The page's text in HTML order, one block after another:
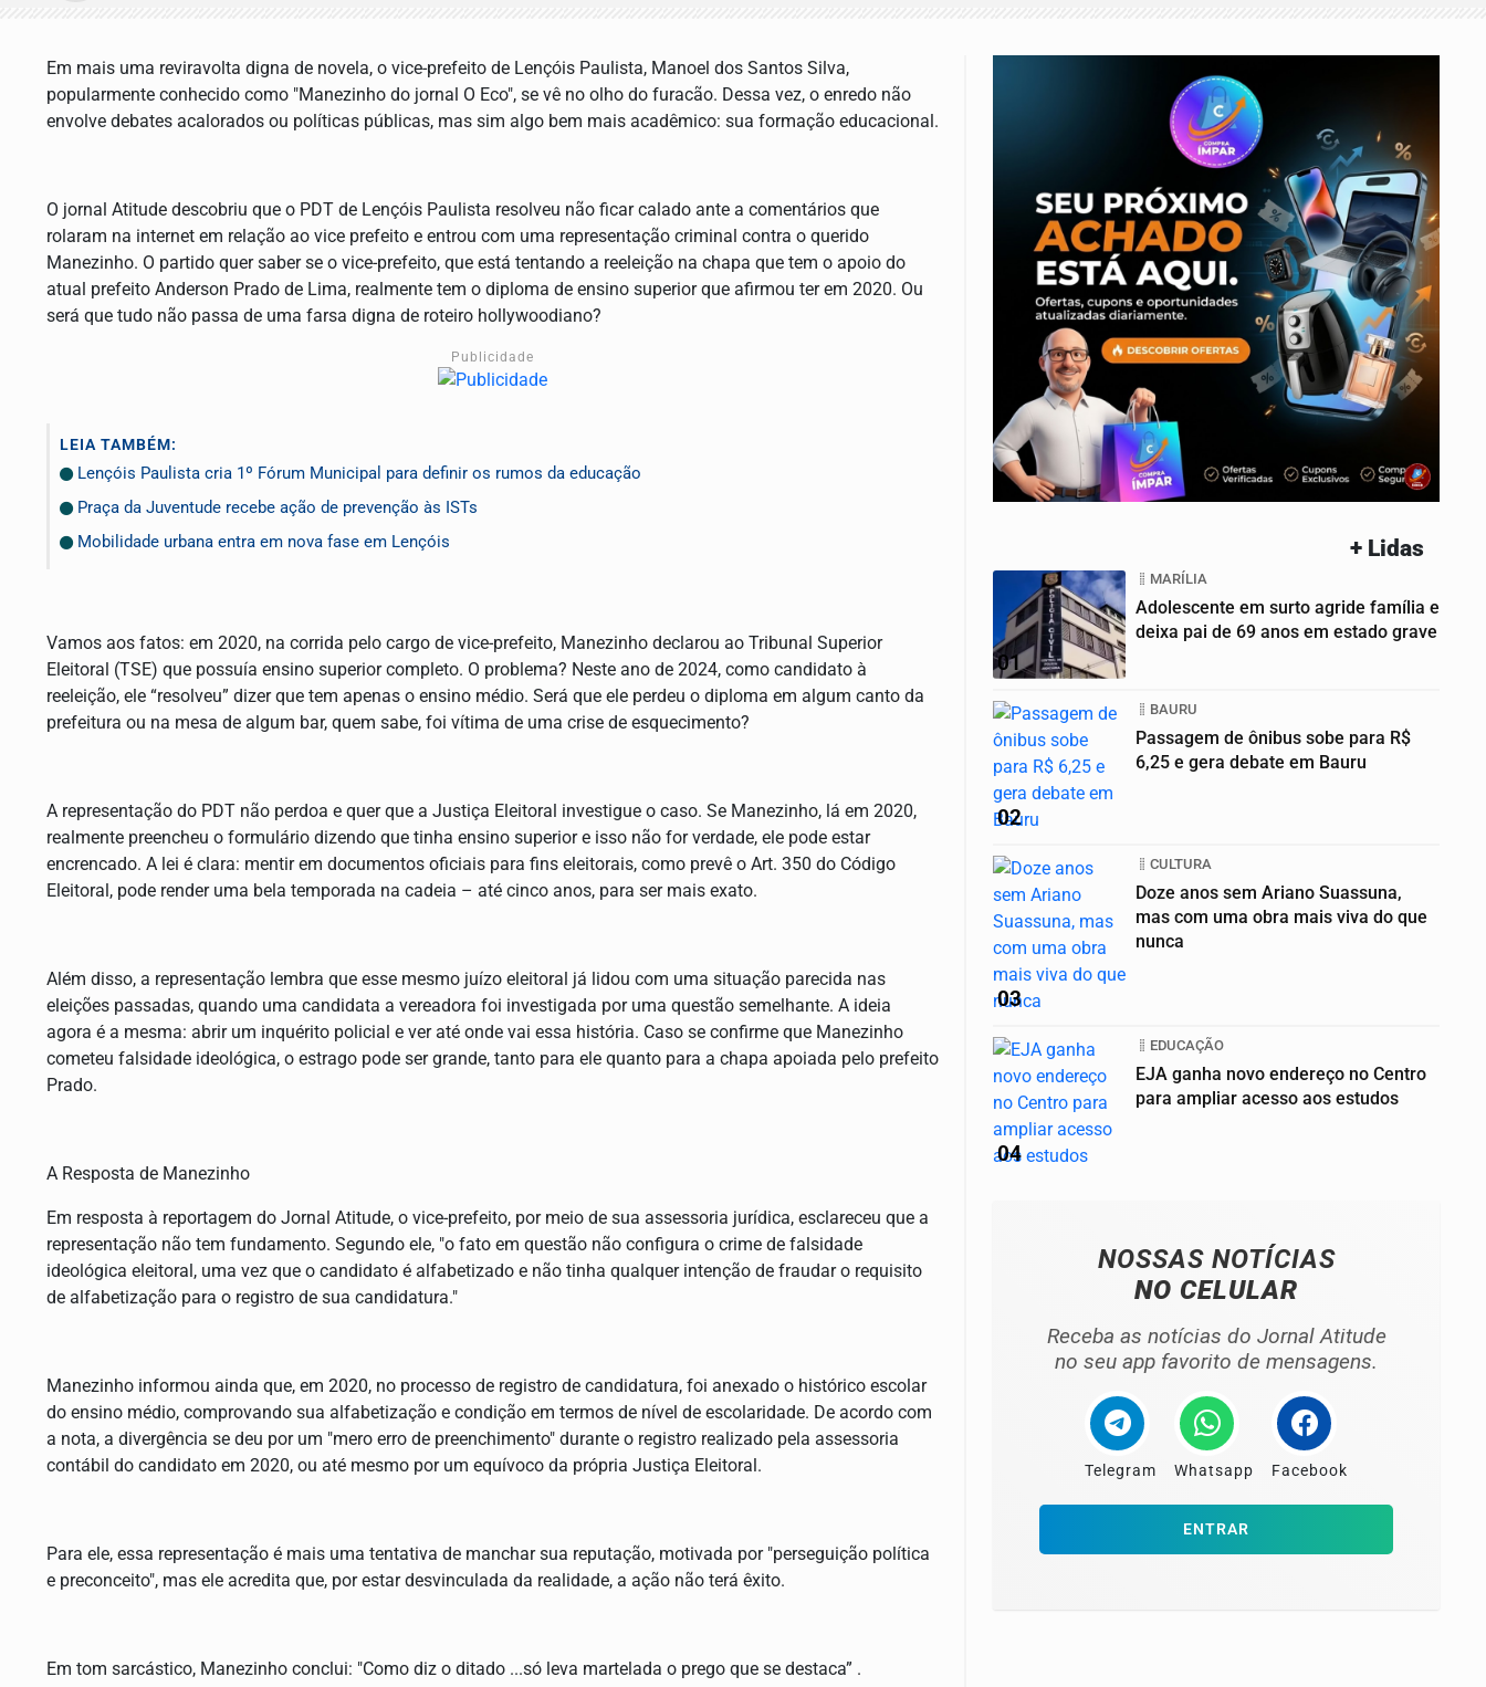
Em mais uma reviravolta digna de novela, o vice-prefeito de Lençóis Paulista, Manoel dos Santos Silva,
popularmente conhecido como "Manezinho do jornal O Eco", se vê no olho do furacão. Dessa vez, o enredo não
envolve debates acalorados ou políticas públicas, mas sim algo bem mais acadêmico: sua formação educacional.
O jornal Atitude descobriu que o PDT de Lençóis Paulista resolveu não ficar calado ante a comentários que
rolaram na internet em relação ao vice prefeito e entrou com uma representação criminal contra o querido
Manezinho. O partido quer saber se o vice-prefeito, que está tentando a reeleição na chapa que tem o apoio do
atual prefeito Anderson Prado de Lima, realmente tem o diploma de ensino superior que afirmou ter em 2020. Ou
será que tudo não passa de uma farsa digna de roteiro hollywoodiano?
Publicidade
LEIA TAMBÉM:
Lençóis Paulista cria 1º Fórum Municipal para definir os rumos da educação
Praça da Juventude recebe ação de prevenção às ISTs
Mobilidade urbana entra em nova fase em Lençóis
Vamos aos fatos: em 2020, na corrida pelo cargo de vice-prefeito, Manezinho declarou ao Tribunal Superior
Eleitoral (TSE) que possuía ensino superior completo. O problema? Neste ano de 2024, como candidato à
reeleição, ele “resolveu” dizer que tem apenas o ensino médio. Será que ele perdeu o diploma em algum canto da
prefeitura ou na mesa de algum bar, quem sabe, foi vítima de uma crise de esquecimento?
A representação do PDT não perdoa e quer que a Justiça Eleitoral investigue o caso. Se Manezinho, lá em 2020,
realmente preencheu o formulário dizendo que tinha ensino superior e isso não for verdade, ele pode estar
encrencado. A lei é clara: mentir em documentos oficiais para fins eleitorais, como prevê o Art. 350 do Código
Eleitoral, pode render uma bela temporada na cadeia – até cinco anos, para ser mais exato.
Além disso, a representação lembra que esse mesmo juízo eleitoral já lidou com uma situação parecida nas
eleições passadas, quando uma candidata a vereadora foi investigada por uma questão semelhante. A ideia
agora é a mesma: abrir um inquérito policial e ver até onde vai essa história. Caso se confirme que Manezinho
cometeu falsidade ideológica, o estrago pode ser grande, tanto para ele quanto para a chapa apoiada pelo prefeito
Prado.
A Resposta de Manezinho
Em resposta à reportagem do Jornal Atitude, o vice-prefeito, por meio de sua assessoria jurídica, esclareceu que a
representação não tem fundamento. Segundo ele, "o fato em questão não configura o crime de falsidade
ideológica eleitoral, uma vez que o candidato é alfabetizado e não tinha qualquer intenção de fraudar o requisito
de alfabetização para o registro de sua candidatura."
Manezinho informou ainda que, em 2020, no processo de registro de candidatura, foi anexado o histórico escolar
do ensino médio, comprovando sua alfabetização e condição em termos de nível de escolaridade. De acordo com
a nota, a divergência se deu por um "mero erro de preenchimento" durante o registro realizado pela assessoria
contábil do candidato em 2020, ou até mesmo por um equívoco da própria Justiça Eleitoral.
Para ele, essa representação é mais uma tentativa de manchar sua reputação, motivada por "perseguição política
e preconceito", mas ele acredita que, por estar desvinculada da realidade, a ação não terá êxito.
Em tom sarcástico, Manezinho conclui: "Como diz o ditado ...só leva martelada o prego que se destaca” .
+ Lidas
01
MARÍLIA
Adolescente em surto agride família e
deixa pai de 69 anos em estado grave
02
BAURU
Passagem de ônibus sobe para R$
6,25 e gera debate em Bauru
03
CULTURA
Doze anos sem Ariano Suassuna,
mas com uma obra mais viva do que
nunca
04
EDUCAÇÃO
EJA ganha novo endereço no Centro
para ampliar acesso aos estudos
NOSSAS NOTÍCIAS
NO CELULAR
Receba as notícias do Jornal Atitude
no seu app favorito de mensagens.
Telegram Whatsapp Facebook
ENTRAR